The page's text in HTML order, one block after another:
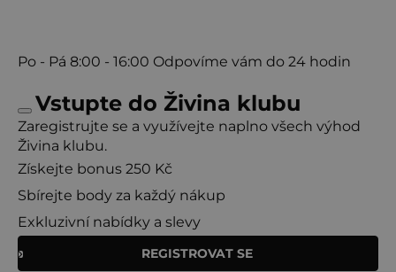
Po - Pá 8:00 - 16:00 Odpovíme vám do 24 hodin
Vstupte do Živina klubu
Zaregistrujte se a využívejte naplno všech výhod
Živina klubu.
Získejte bonus 250 Kč
Sbírejte body za každý nákup
Exkluzivní nabídky a slevy
REGISTROVAT SE